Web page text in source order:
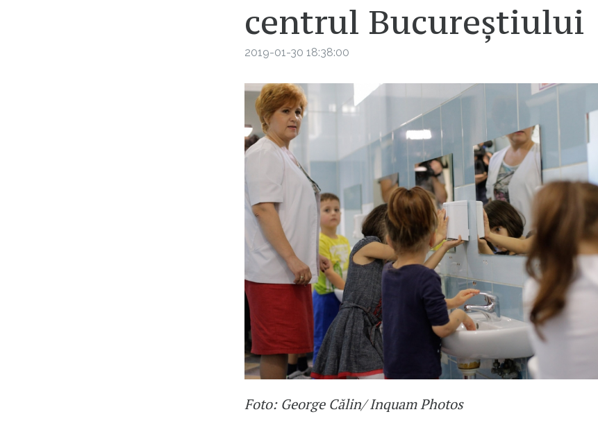
centrul Bucureștiului
2019-01-30 18:38:00
Foto: George Călin/ Inquam Photos